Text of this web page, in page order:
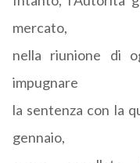
mercato,
nella riunione di
impugnare
la sentenza con la
gennaio,